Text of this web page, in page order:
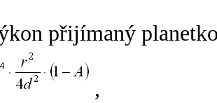
přijímaný
,